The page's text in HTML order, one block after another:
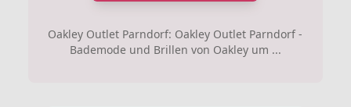
Oakley Outlet Parndorf: Oakley Outlet Parndorf -
Bademode und Brillen von Oakley um ...